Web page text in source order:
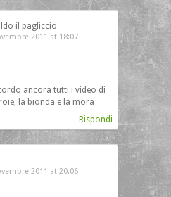
il pagliccio
2011 at 18:07
ancora tutti i video di
la bionda e la mora
Rispondi
2011 at 20:06